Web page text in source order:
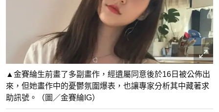
▲金賽綸生前畫了多副畫作，經遺屬同意後於16日被公佈出
來，但她畫作中的憂鬱氛圍爆表，也讓專家分析其中藏著求
助訊號。（圖／金賽綸IG）